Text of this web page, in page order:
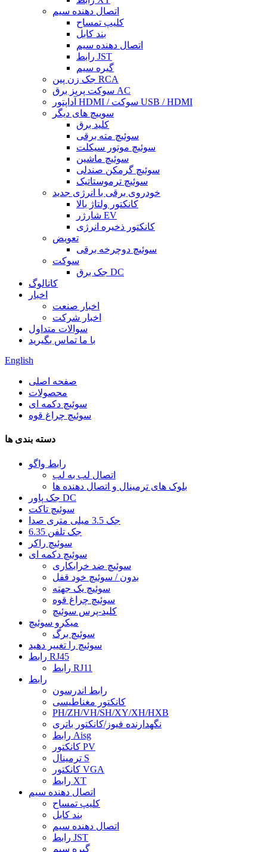
اتصال دهنده سیم
کلیپ تمساح
بند کابل
اتصال دهنده سیم
رابط JST
گیره سیم
جک زن پین RCA
سوکت پریز برق AC
آداپتور HDMI / سوکت USB / HDMI
سوییچ های دیگر
کلید برق
سوئیچ مته برقی
سوئیچ موتور سیکلت
سوئیچ ماشین
سوئیچ گرمکن صندلی
سوئیچ ترموستاتیک
خودروی برقی با انرژی جدید
کانکتور ولتاژ بالا
شارژر EV
کانکتور ذخیره انرژی
تعویض
سوئیچ دوچرخه برقی
سوکت
جک برق DC
کاتالوگ
اخبار
اخبار صنعت
اخبار شرکت
سوالات متداول
با ما تماس بگیرید
English
صفحه اصلی
محصولات
سوئیچ دکمه ای
سوئیچ چراغ قوه
دسته بندی ها
رابط واگو
اتصال لب به لب
بلوک های ترمینال و اتصال دهنده ها
جک پاور DC
سوئیچ تاکت
جک 3.5 میلی متری صدا
6.35 جک تلفن
سوئیچ راکر
سوئیچ دکمه ای
سوئیچ ضد خرابکاری
بدون / سوئیچ خود قفل
سوئیچ یک جهته
سوئیچ چراغ قوه
کلید-پرس سوئیچ
میکرو سوئیچ
سوئیچ برگ
سوئیچ را تغییر دهید
رابط RJ45
رابط RJ11
رابط
رابط اندرسون
کانکتور مغناطیسی
PH/ZH/VH/SH/XY/XH/HXB
نگهدارنده فیوز/کانکتور باتری
رابط Aisg
کانکتور PV
ترمینال S
کانکتور VGA
رابط XT
اتصال دهنده سیم
کلیپ تمساح
بند کابل
اتصال دهنده سیم
رابط JST
گیره سیم